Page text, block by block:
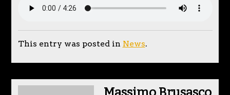
This entry was posted in News.